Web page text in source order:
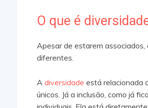
O que é
Apesar de estarem
diferentes.
A diversidade está relacionada
únicos. Já a inclusão, como já